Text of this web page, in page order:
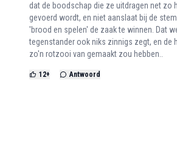
dat de boodschap die ze uitdragen net zo
gevoerd wordt, en niet aanslaat bij de
'brood en spelen' de zaak te winnen. Dat
tegenstander ook niks zinnigs zegt, en de
zo'n rotzooi van gemaakt zou hebben..
12+ Antwoord